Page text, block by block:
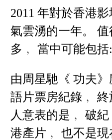
2011 年對於香港
氣雲湧的一年。
多﹐ 當中可能包括:
由周星馳《 功夫
語片票房紀錄﹐
人意表的是﹐ 破
港產片﹐ 也不是